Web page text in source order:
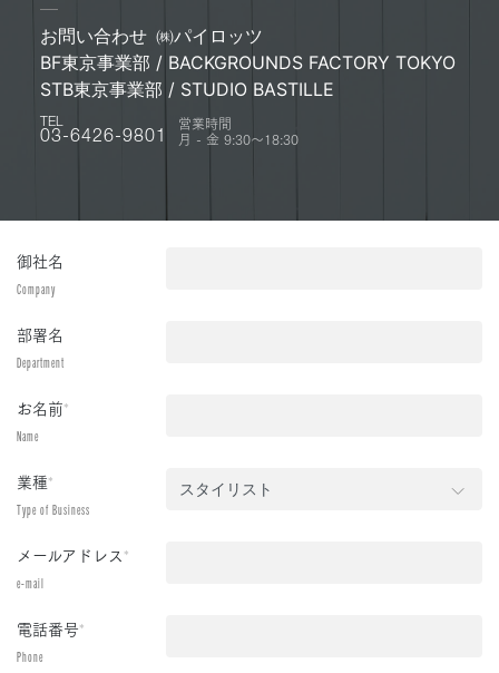
お問い合わせ ㈱パイロッツ
BF東京事業部 / BACKGROUNDS FACTORY TOKYO
STB東京事業部 / STUDIO BASTILLE
TEL
03-6426-9801
営業時間
月 - 金 9:30〜18:30
御社名
Company
部署名
Department
お名前*
Name
業種*
Type of Business
メールアドレス*
e-mail
電話番号*
Phone